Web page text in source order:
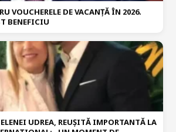
VOUCHERELE DE VACANȚĂ ÎN 2026.
BENEFICIU
UDREA, REUȘITĂ IMPORTANTĂ LA